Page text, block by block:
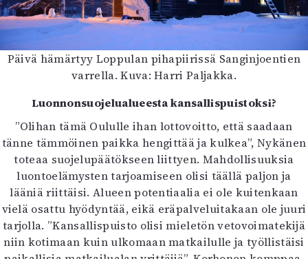
Päivä hämärtyy Loppulan pihapiirissä Sanginjoentien
varrella. Kuva: Harri Paljakka.
Luonnonsuojelualueesta kansallispuistoksi?
”Olihan tämä Oululle ihan lottovoitto, että saadaan
tänne tämmöinen paikka hengittää ja kulkea”, Nykänen
toteaa suojelupäätökseen liittyen. Mahdollisuuksia
luontoelämysten tarjoamiseen olisi täällä paljon ja
lääniä riittäisi. Alueen potentiaalia ei ole kuitenkaan
vielä osattu hyödyntää, eikä eräpalveluitakaan ole juuri
tarjolla. ”Kansallispuisto olisi mieletön vetovoimatekijä
niin kotimaan kuin ulkomaan matkailulle ja työllistäisi